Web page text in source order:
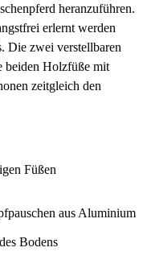
heranzuführen.
erlernt werden
Die zwei verstellbaren
beiden Holzfüße mit
zeitgleich den
Füßen
aus Aluminium
Bodens